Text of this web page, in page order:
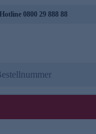
0800 29 888 88